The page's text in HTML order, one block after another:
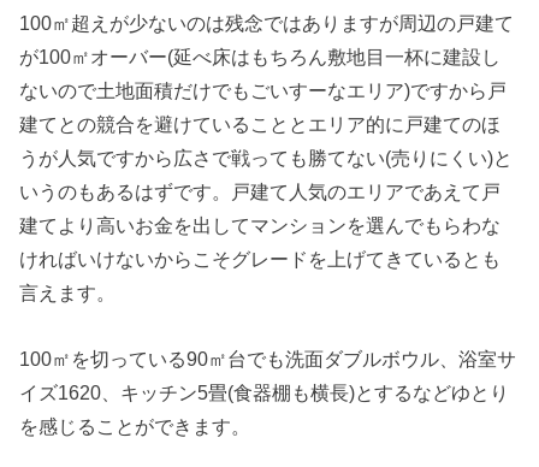
100㎡超えが少ないのは残念ではありますが周辺の戸建て
が100㎡オーバー(延べ床はもちろん敷地目一杯に建設し
ないので土地面積だけでもごいすーなエリア)ですから戸
建てとの競合を避けていることとエリア的に戸建てのほ
うが人気ですから広さで戦っても勝てない(売りにくい)と
いうのもあるはずです。戸建て人気のエリアであえて戸
建てより高いお金を出してマンションを選んでもらわな
ければいけないからこそグレードを上げてきているとも
言えます。
100㎡を切っている90㎡台でも洗面ダブルボウル、浴室サ
イズ1620、キッチン5畳(食器棚も横長)とするなどゆとり
を感じることができます。